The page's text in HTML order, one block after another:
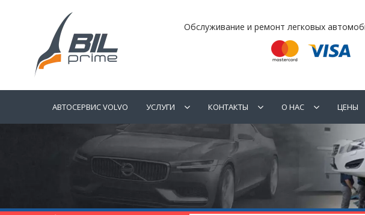
Обслуживание и ремонт легковых
АВТОСЕРВИС VOLVO УСЛУГИ КОНТАКТЫ О НАС ЦЕНЫ